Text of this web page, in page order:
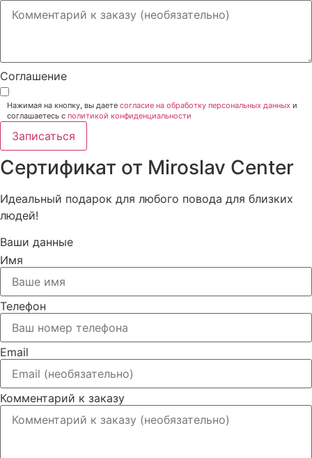
Соглашение
Нажимая на кнопку, вы даете согласие на обработку персональных данных и
соглашаетесь c политикой конфиденциальности
Записаться
Сертификат от Miroslav Сenter
Идеальный подарок для любого повода для близких
людей!
Ваши данные
Имя
Телефон
Email
Комментарий к заказу